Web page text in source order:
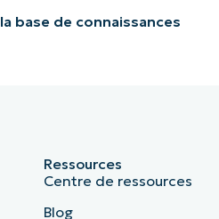
base de connaissances
Ressources
Centre de ressources
Blog